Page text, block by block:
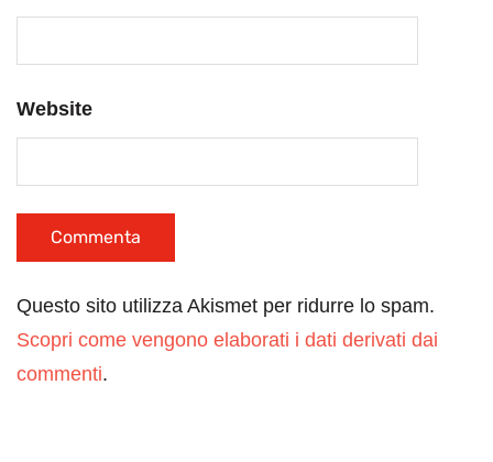
Website
Questo sito utilizza Akismet per ridurre lo spam.
Scopri come vengono elaborati i dati derivati dai
commenti.